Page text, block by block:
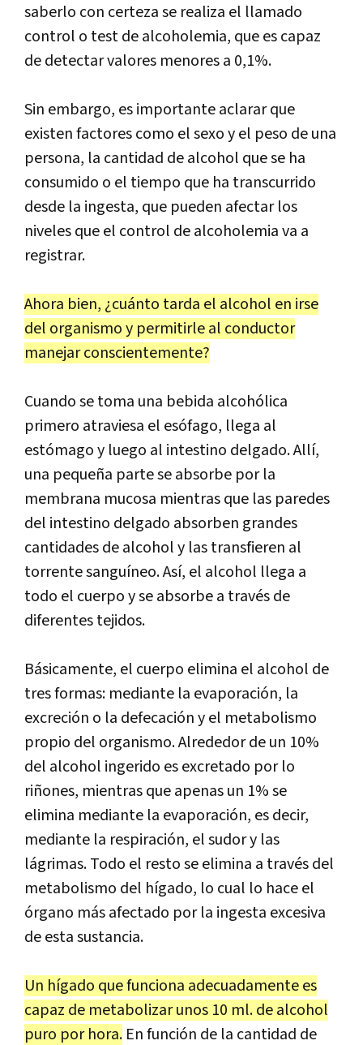
saberlo con certeza se realiza el llamado
control o test de alcoholemia, que es capaz
de detectar valores menores a 0,1%.
Sin embargo, es importante aclarar que
existen factores como el sexo y el peso de una
persona, la cantidad de alcohol que se ha
consumido o el tiempo que ha transcurrido
desde la ingesta, que pueden afectar los
niveles que el control de alcoholemia va a
registrar.
Ahora bien, ¿cuánto tarda el alcohol en irse
del organismo y permitirle al conductor
manejar conscientemente?
Cuando se toma una bebida alcohólica
primero atraviesa el esófago, llega al
estómago y luego al intestino delgado. Allí,
una pequeña parte se absorbe por la
membrana mucosa mientras que las paredes
del intestino delgado absorben grandes
cantidades de alcohol y las transfieren al
torrente sanguíneo. Así, el alcohol llega a
todo el cuerpo y se absorbe a través de
diferentes tejidos.
Básicamente, el cuerpo elimina el alcohol de
tres formas: mediante la evaporación, la
excreción o la defecación y el metabolismo
propio del organismo. Alrededor de un 10%
del alcohol ingerido es excretado por lo
riñones, mientras que apenas un 1% se
elimina mediante la evaporación, es decir,
mediante la respiración, el sudor y las
lágrimas. Todo el resto se elimina a través del
metabolismo del hígado, lo cual lo hace el
órgano más afectado por la ingesta excesiva
de esta sustancia.
Un hígado que funciona adecuadamente es
capaz de metabolizar unos 10 ml. de alcohol
puro por hora. En función de la cantidad de